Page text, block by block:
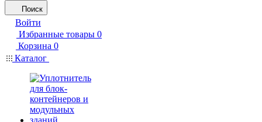
Поиск
Войти
Избранные товары 0
Корзина 0
Каталог